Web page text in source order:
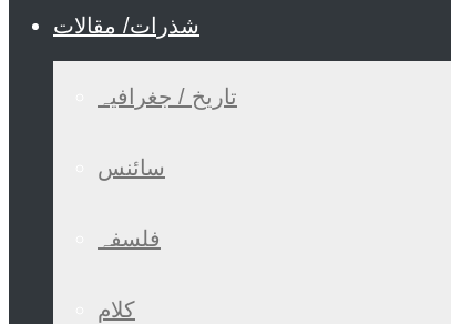
شذرات/ مقالات
تاریخ / جغرافیہ
سائنس
فلسفہ
کلام